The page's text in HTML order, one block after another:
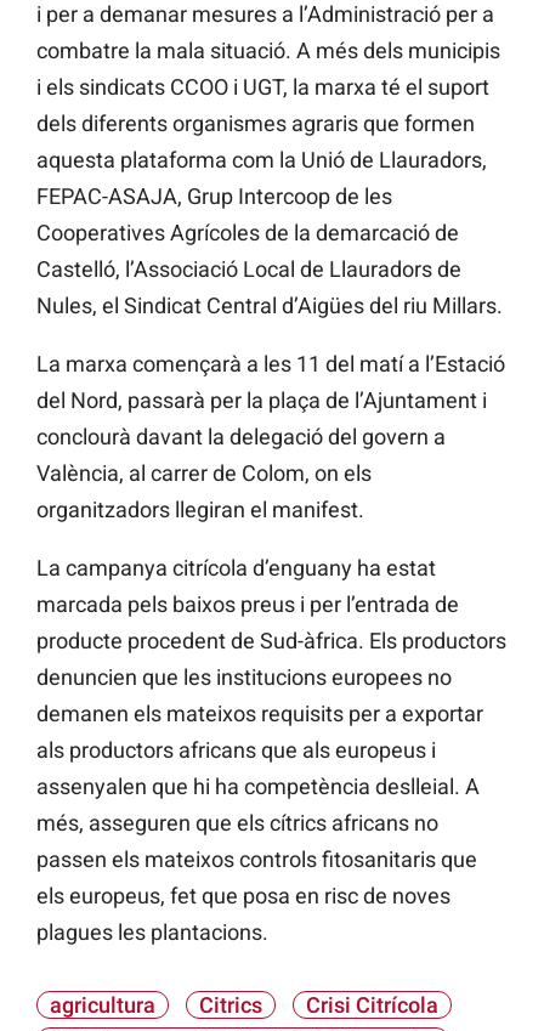
i per a demanar mesures a l’Administració per a
combatre la mala situació. A més dels municipis
i els sindicats CCOO i UGT, la marxa té el suport
dels diferents organismes agraris que formen
aquesta plataforma com la Unió de Llauradors,
FEPAC-ASAJA, Grup Intercoop de les
Cooperatives Agrícoles de la demarcació de
Castelló, l’Associació Local de Llauradors de
Nules, el Sindicat Central d’Aigües del riu Millars.
La marxa començarà a les 11 del matí a l’Estació
del Nord, passarà per la plaça de l’Ajuntament i
conclourà davant la delegació del govern a
València, al carrer de Colom, on els
organitzadors llegiran el manifest.
La campanya citrícola d’enguany ha estat
marcada pels baixos preus i per l’entrada de
producte procedent de Sud-àfrica. Els productors
denuncien que les institucions europees no
demanen els mateixos requisits per a exportar
als productors africans que als europeus i
assenyalen que hi ha competència deslleial. A
més, asseguren que els cítrics africans no
passen els mateixos controls fitosanitaris que
els europeus, fet que posa en risc de noves
plagues les plantacions.
agricultura Citrics
Crisi Citrícola